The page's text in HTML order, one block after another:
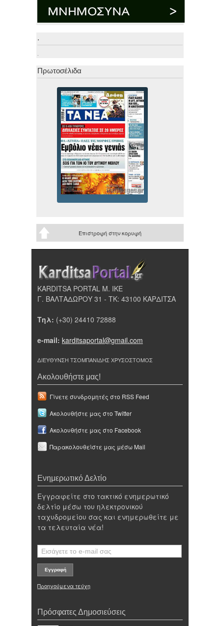
.
.
Πρωτοσέλιδα
Επιστροφή στην κορυφή
KARDITSA PORTAL Μ. ΙΚΕ
Γ. ΒΑΛΤΑΔΩΡΟΥ 31 - ΤΚ: 43100 ΚΑΡΔΙΤΣΑ
Τηλ: (+30) 24410 72888
e-mail: karditsaportal@gmail.com
ΔΙΕΥΘΥΝΣΗ ΤΣΟΜΠΑΝΙΔΗΣ ΧΡΥΣΟΣΤΟΜΟΣ
Ακολουθήστε μας!
Γίνετε συνδρομητές στο RSS Feed
Ακολουθήστε μας στο Twitter
Ακολουθήστε μας στο Facebook
Παρακολουθείστε μας μέσω Mail
Ενημερωτικό Δελτίο
Εγγραφείτε στο τακτικό ενημερωτικό
δελτίο μέσω του ηλεκτρονικού
ταχυδρομείου σας και ενημερωθείτε με
τα τελευταία νέα!
Προηγούμενα τεύχη
Πρόσφατες Δημοσιεύσεις